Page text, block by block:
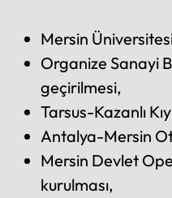
Mersin
Organize Sanayi
geçirilmesi,
Tarsus-Kazanlı
Antalya-Mersin
Mersin Devlet
kurulması,